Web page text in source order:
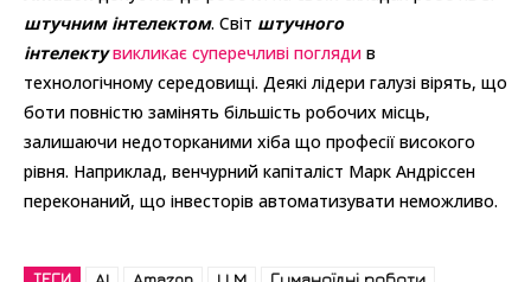
штучним інтелектом. Світ штучного
інтелекту викликає суперечливі погляди в
технологічному середовищі. Деякі лідери галузі вірять, що
боти повністю замінять більшість робочих місць,
залишаючи недоторканими хіба що професії високого
рівня. Наприклад, венчурний капіталіст Марк Андріссен
переконаний, що інвесторів автоматизувати неможливо.